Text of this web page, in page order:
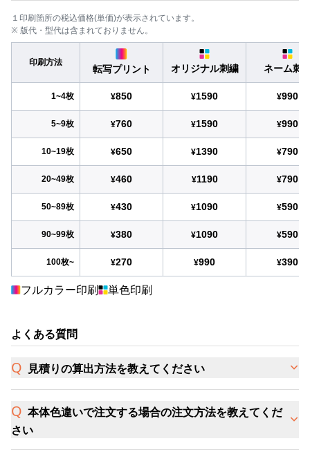
１印刷箇所の税込価格(単価)が表示されています。
※ 版代・型代は含まれておりません。
印刷方法
転写プリント オリジナル刺繍 ネーム刺
1~4枚 ¥850 ¥1590 ¥990
5~9枚 ¥760 ¥1590 ¥990
10~19枚 ¥650 ¥1390 ¥790
20~49枚 ¥460 ¥1190 ¥790
50~89枚 ¥430 ¥1090 ¥590
90~99枚 ¥380 ¥1090 ¥590
100枚~ ¥270 ¥990 ¥390
フルカラー印刷 単色印刷
よくある質問
見積りの算出方法を教えてください
本体色違いで注文する場合の注文方法を教えてくだ
さい